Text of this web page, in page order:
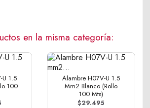
en la misma categoría:
U 1.5
100
Alambre H07V-U 1.5
Mm2 Blanco (Rollo
100 Mts)
$29.495